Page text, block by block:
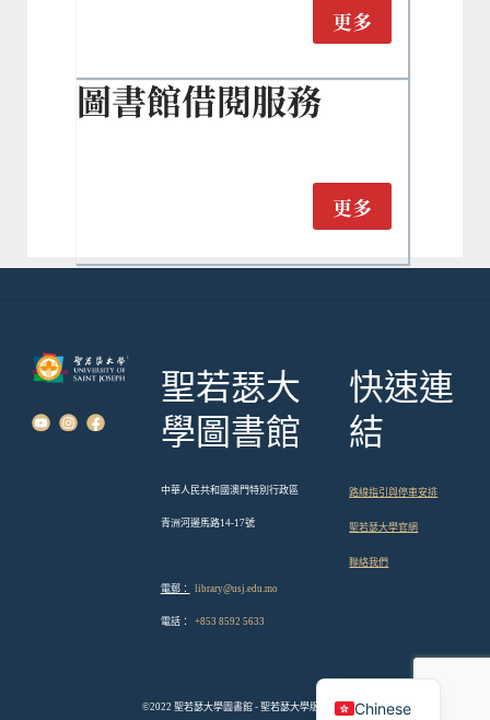
更多
圖書館借閱服務
更多
聖若瑟大
學圖書館
中華人民共和國澳門特別行政區
青洲河邊馬路14-17號
電郵： library@usj.edu.mo
電話： +853 8592 5633
快速連
結
路線指引與停車安排
聖若瑟大學官網
聯絡我們
©2022 聖若瑟大學圖書館 - 聖若瑟大學版權所有 Chinese